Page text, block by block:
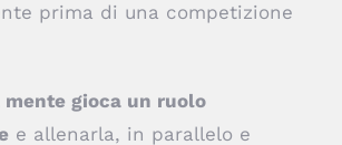
prima di una competizione
mente gioca un ruolo
e allenarla, in parallelo e